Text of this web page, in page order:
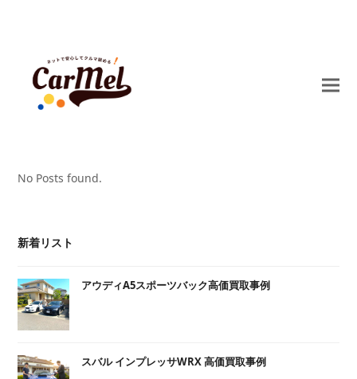
No Posts found.
新着リスト
アウディA5スポーツバック高価買取事例
スバル インプレッサWRX 高価買取事例